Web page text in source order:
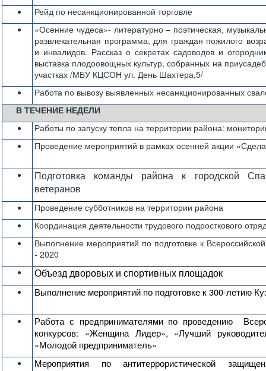
Рейд по несанкционированной торговле
«Осенние чудеса»- литературно – поэтическая,
развлекательная программа, для граждан пожилого
и инвалидов. Рассказ о секретах садоводов и
выставка плодоовощных культур, собранных на
участках /МБУ КЦСОН ул. День Шахтера,5/
Работа по вывозу выявленных несанкционированных
В ТЕЧЕНИЕ НЕДЕЛИ
Работы по запуску тепла на территории района:
Проведение мероприятий в рамках осенней акции
Подготовка команды района к городской
ветеранов
Проведение субботников на территории района
Координация деятельности трудового подросткового
Выполнение мероприятий по подготовке к
- 2020
Объезд дворовых и спортивных площадок
Выполнение мероприятий по подготовке к 300-летию
Работа с предпринимателями по проведению
конкурсов: «Женщина Лидер», «Лучший
«Молодой предприниматель»
Мероприятия по антитеррористической